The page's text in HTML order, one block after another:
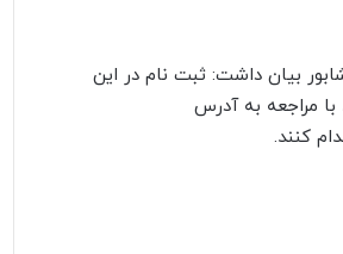
بیان داشت: ثبت نام در این
مراجعه به آدرس